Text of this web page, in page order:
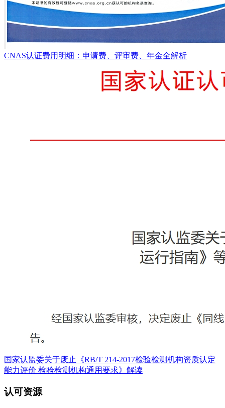
CNAS认证费用明细：申请费、评审费、年金全解析
国家认监委关于废止《RB/T 214-2017检验检测机构资质认定
能力评价 检验检测机构通用要求》解读
认可资源